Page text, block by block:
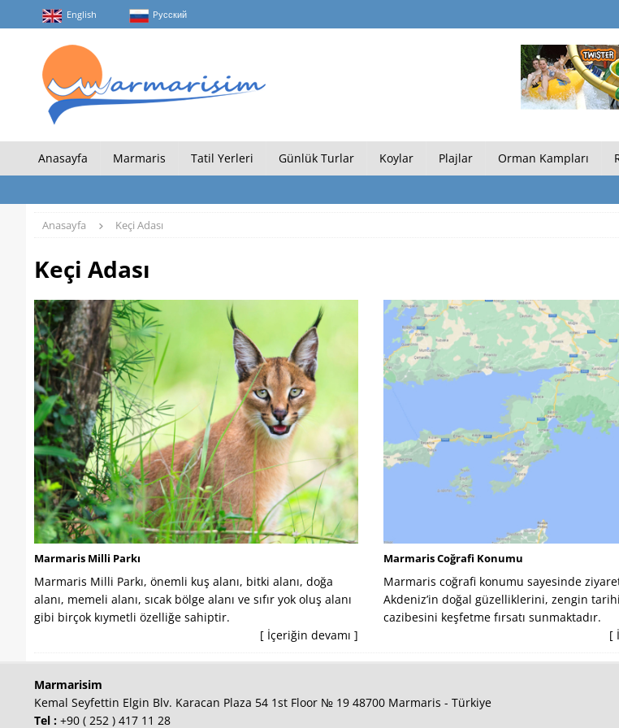
English Pусский
Anasayfa Marmaris Tatil Yerleri Günlük Turlar Koylar Plajlar Orman Kampları
Anasayfa Keçi Adası
Keçi Adası
Marmaris Milli Parkı
Marmaris Milli Parkı, önemli kuş alanı, bitki alanı, doğa
alanı, memeli alanı, sıcak bölge alanı ve sıfır yok oluş alanı
gibi birçok kıymetli özelliğe sahiptir.
[ İçeriğin devamı ]
Marmaris Coğrafi Konumu
Marmaris coğrafi konumu sayesinde
Akdeniz’in doğal güzelliklerini, zengin
cazibesini keşfetme fırsatı sunmaktadır.
[
Marmarisim
Kemal Seyfettin Elgin Blv. Karacan Plaza 54 1st Floor № 19 48700 Marmaris - Türkiye
Tel : +90 ( 252 ) 417 11 28